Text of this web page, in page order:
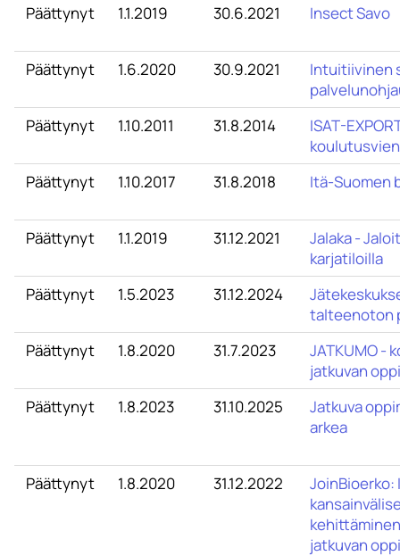
Päättynyt
1.1.2019 30.6.2021 Insect Savo
Päättynyt 1.6.2020 30.9.2021
Intuitiivinen
Päättynyt
1.10.2011 31.8.2014
ISAT-
Päättynyt
1.10.2017 31.8.2018 Itä-Suomen
Päättynyt 1.1.2019 31.12.2021
Jalaka -
karjatiloilla
Päättynyt
1.5.2023 31.12.2024
talteenoton
Päättynyt
1.8.2020 31.7.2023
JATKUMO -
jatkuvan
Päättynyt
1.8.2023 31.10.2025
Jatkuva
arkea
Päättynyt 1.8.2020 31.12.2022
JoinBioerko:
jatkuvan